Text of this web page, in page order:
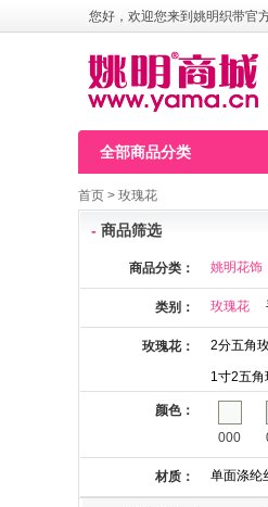
您好，欢迎您来到姚明织带官
全部商品分类
首页 > 玫瑰花
- 商品筛选
商品分类： 姚明花饰
类别： 玫瑰花
玫瑰花： 2分五角
1寸2五角
颜色：
000
1080
材质： 单面涤纶